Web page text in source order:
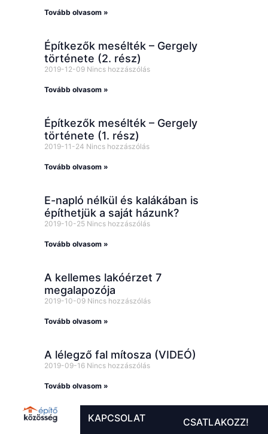
Tovább olvasom »
Építkezők mesélték – Gergely
története (2. rész)
2019-12-09 Nincs hozzászólás
Tovább olvasom »
Építkezők mesélték – Gergely
története (1. rész)
2019-11-24 Nincs hozzászólás
Tovább olvasom »
E-napló nélkül és kalákában is
építhetjük a saját házunk?
2019-10-25 Nincs hozzászólás
Tovább olvasom »
A kellemes lakóérzet 7
megalapozója
2019-10-09 Nincs hozzászólás
Tovább olvasom »
A lélegző fal mítosza (VIDEÓ)
2019-09-16 Nincs hozzászólás
Tovább olvasom »
KAPCSOLAT CSATLAKOZZ!